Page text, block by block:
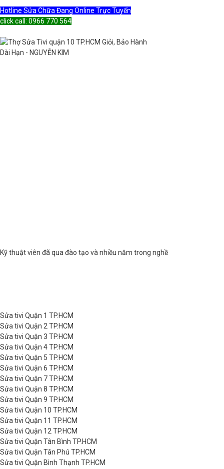
Hotline Sửa Chữa Đang Online Trực Tuyến
click call: 0966 770 564
Kỹ thuật viên đã qua đào tạo và nhiều năm trong nghề
Sửa tivi Quận 1 TP.HCM
Sửa tivi Quận 2 TP.HCM
Sửa tivi Quận 3 TP.HCM
Sửa tivi Quận 4 TP.HCM
Sửa tivi Quận 5 TP.HCM
Sửa tivi Quận 6 TP.HCM
Sửa tivi Quận 7 TP.HCM
Sửa tivi Quận 8 TP.HCM
Sửa tivi Quận 9 TP.HCM
Sửa tivi Quận 10 TP.HCM
Sửa tivi Quận 11 TP.HCM
Sửa tivi Quận 12 TP.HCM
Sửa tivi Quận Tân Bình TP.HCM
Sửa tivi Quận Tân Phú TP.HCM
Sửa tivi Quận Bình Thạnh TP.HCM